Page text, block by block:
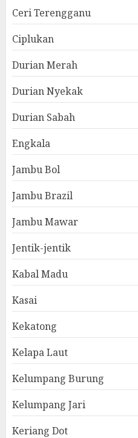
Ceri Terengganu
Ciplukan
Durian Merah
Durian Nyekak
Durian Sabah
Engkala
Jambu Bol
Jambu Brazil
Jambu Mawar
Jentik-jentik
Kabal Madu
Kasai
Kekatong
Kelapa Laut
Kelumpang Burung
Kelumpang Jari
Keriang Dot